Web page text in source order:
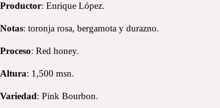
Productor: Enrique López.
Notas: toronja rosa, bergamota y durazno.
Proceso: Red honey.
Altura: 1,500 msn.
Variedad: Pink Bourbon.